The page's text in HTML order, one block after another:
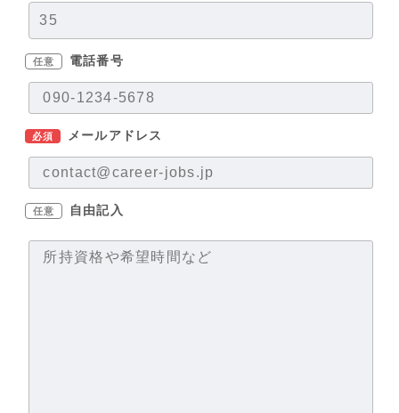
任意 電話番号
必須 メールアドレス
任意 自由記入